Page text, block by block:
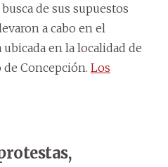
de sus supuestos
a cabo en el
en la localidad de
Concepción. Los